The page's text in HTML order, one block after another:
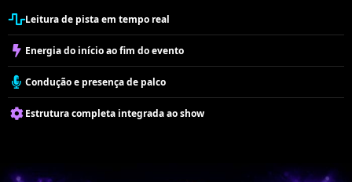
Leitura de pista em tempo real
Energia do início ao fim do evento
Condução e presença de palco
Estrutura completa integrada ao show